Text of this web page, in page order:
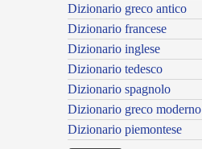
Dizionario greco antico
Dizionario francese
Dizionario inglese
Dizionario tedesco
Dizionario spagnolo
Dizionario greco moderno
Dizionario piemontese